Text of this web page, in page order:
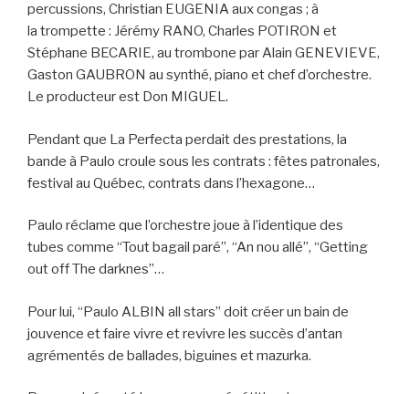
percussions, Christian EUGENIA aux congas ; à
la trompette : Jérémy RANO, Charles POTIRON et
Stéphane BECARIE, au trombone par Alain GENEVIEVE,
Gaston GAUBRON au synthé, piano et chef d’orchestre.
Le producteur est Don MIGUEL.
Pendant que La Perfecta perdait des prestations, la
bande à Paulo croule sous les contrats : fêtes patronales,
festival au Québec, contrats dans l’hexagone…
Paulo réclame que l’orchestre joue à l’identique des
tubes comme “Tout bagail paré”, “An nou allé”, “Getting
out off The darknes”…
Pour lui, “Paulo ALBIN all stars” doit créer un bain de
jouvence et faire vivre et revivre les succès d’antan
agrémentés de ballades, biguines et mazurka.